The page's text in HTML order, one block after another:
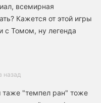
всемирная
Кажется от этой игры
с Томом, ну легенда
назад
таже "темпел ран" тоже